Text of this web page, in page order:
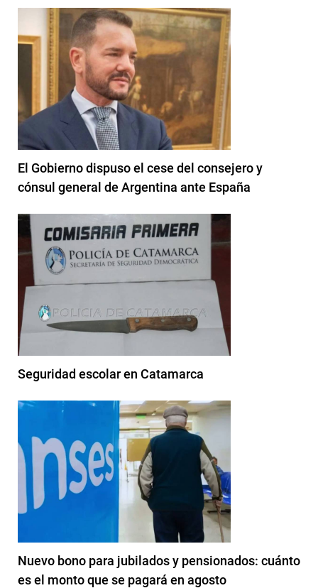
El Gobierno dispuso el cese del consejero y
cónsul general de Argentina ante España
Seguridad escolar en Catamarca
Nuevo bono para jubilados y pensionados: cuánto
es el monto que se pagará en agosto